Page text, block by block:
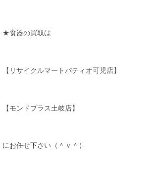
★食器の買取は
【リサイクルマートパティオ可児店】
【モンドプラス土岐店】
にお任せ下さい（＾ｖ＾）